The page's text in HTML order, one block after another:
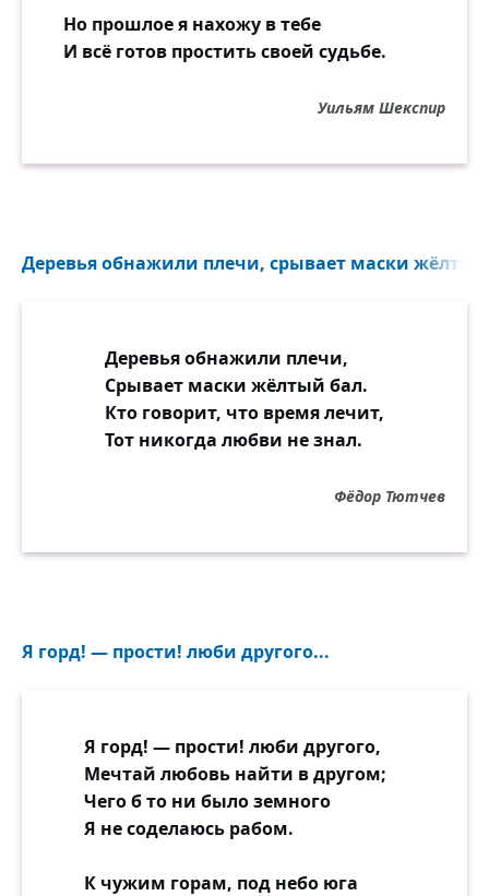
Но прошлое я нахожу в тебе
И всё готов простить своей судьбе.
Уильям Шекспир
Деревья обнажили плечи, срывает маски
Деревья обнажили плечи,
Срывает маски жёлтый бал.
Кто говорит, что время лечит,
Тот никогда любви не знал.
Фёдор Тютчев
Я горд! — прости! люби другого...
Я горд! — прости! люби другого,
Мечтай любовь найти в другом;
Чего б то ни было земного
Я не соделаюсь рабом.
К чужим горам, под небо юга